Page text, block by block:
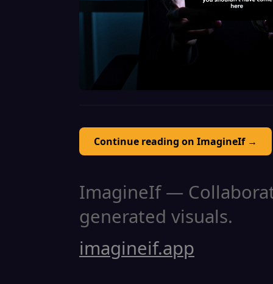
Continue reading on ImagineIf →
ImagineIf —
generated visuals.
imagineif.app